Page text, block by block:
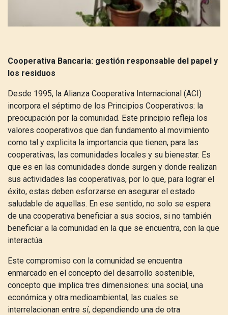
Cooperativa Bancaria: gestión responsable del papel y
los residuos
Desde 1995, la Alianza Cooperativa Internacional (ACI)
incorpora el séptimo de los Principios Cooperativos: la
preocupación por la comunidad. Este principio refleja los
valores cooperativos que dan fundamento al movimiento
como tal y explicita la importancia que tienen, para las
cooperativas, las comunidades locales y su bienestar. Es
que es en las comunidades donde surgen y donde realizan
sus actividades las cooperativas, por lo que, para lograr el
éxito, estas deben esforzarse en asegurar el estado
saludable de aquellas. En ese sentido, no solo se espera
de una cooperativa beneficiar a sus socios, si no también
beneficiar a la comunidad en la que se encuentra, con la que
interactúa.
Este compromiso con la comunidad se encuentra
enmarcado en el concepto del desarrollo sostenible,
concepto que implica tres dimensiones: una social, una
económica y otra medioambiental, las cuales se
interrelacionan entre sí, dependiendo una de otra